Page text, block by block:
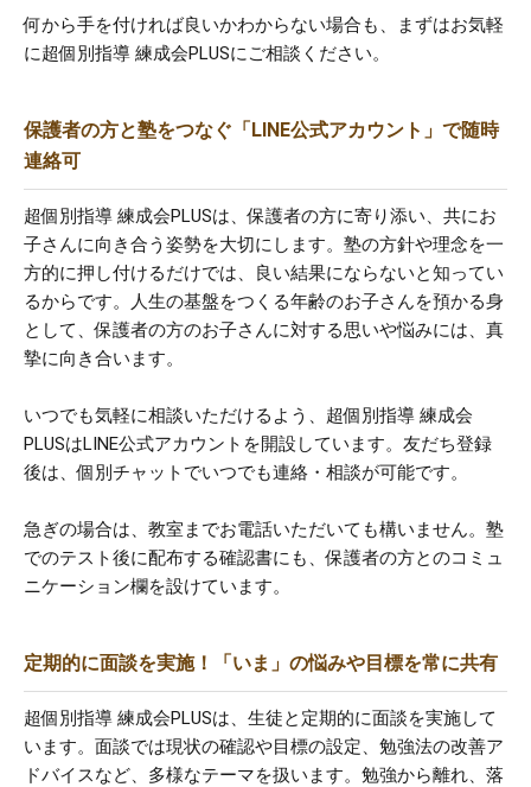
何から手を付ければ良いかわからない場合も、まずはお気軽
に超個別指導 練成会PLUSにご相談ください。
保護者の方と塾をつなぐ「LINE公式アカウント」で随時
連絡可
超個別指導 練成会PLUSは、保護者の方に寄り添い、共にお
子さんに向き合う姿勢を大切にします。塾の方針や理念を一
方的に押し付けるだけでは、良い結果にならないと知ってい
るからです。人生の基盤をつくる年齢のお子さんを預かる身
として、保護者の方のお子さんに対する思いや悩みには、真
摯に向き合います。
いつでも気軽に相談いただけるよう、超個別指導 練成会
PLUSはLINE公式アカウントを開設しています。友だち登録
後は、個別チャットでいつでも連絡・相談が可能です。
急ぎの場合は、教室までお電話いただいても構いません。塾
でのテスト後に配布する確認書にも、保護者の方とのコミュ
ニケーション欄を設けています。
定期的に面談を実施！「いま」の悩みや目標を常に共有
超個別指導 練成会PLUSは、生徒と定期的に面談を実施して
います。面談では現状の確認や目標の設定、勉強法の改善ア
ドバイスなど、多様なテーマを扱います。勉強から離れ、落